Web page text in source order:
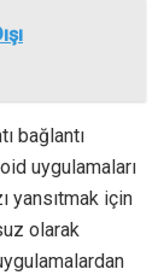
bağlantı
uygulamaları
yansıtmak için
olarak